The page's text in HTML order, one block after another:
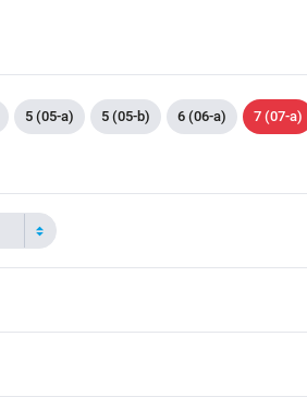
5 (05-a) 5 (05-b) 6 (06-a) 7 (07-a)